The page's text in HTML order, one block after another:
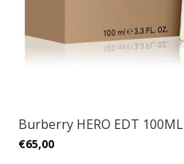
Burberry HERO EDT 100ML
€65,00